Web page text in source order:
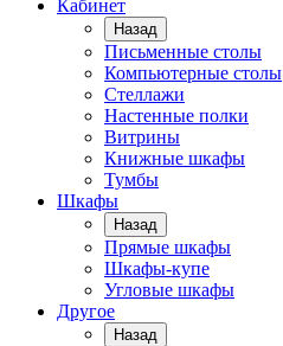
Кабинет
Назад
Письменные столы
Компьютерные столы
Стеллажи
Настенные полки
Витрины
Книжные шкафы
Тумбы
Шкафы
Назад
Прямые шкафы
Шкафы-купе
Угловые шкафы
Другое
Назад